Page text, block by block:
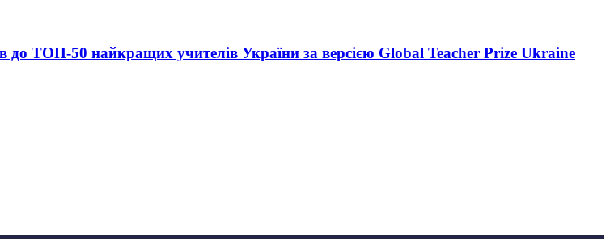
до ТОП-50 найкращих учителів України за версією Global Teacher Prize Ukraine